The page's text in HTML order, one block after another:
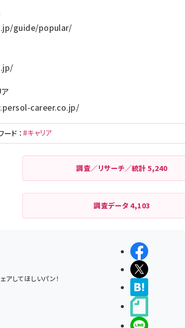
guide/popular/
career.co.jp/
ード ： #キャリア
調査／リサーチ／統計5,240
調査データ4,103
アしてほしいパン！
シェアする
ポストする
LINEで送る